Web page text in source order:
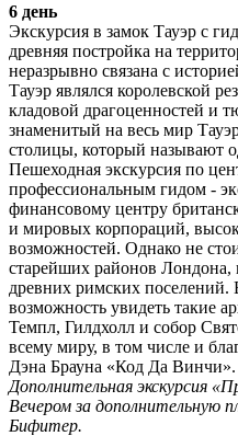
6 день
Экскурсия в замок Тауэр с
древняя постройка на
неразрывно связана с
Тауэр являлся королевской
кладовой драгоценностей и
знаменитый на весь мир
столицы, который называют
Пешеходная экскурсия по
профессиональным гидом -
финансовому центру
и мировых корпораций,
возможностей. Однако не
старейших районов Лондона,
древних римских поселений.
возможность увидеть такие
Темпл, Гилдхолл и собор
всему миру, в том числе и
Дэна Брауна «Код Да Винчи».
Дополнительная экскурсия
Вечером за дополнительную
Бифитер.